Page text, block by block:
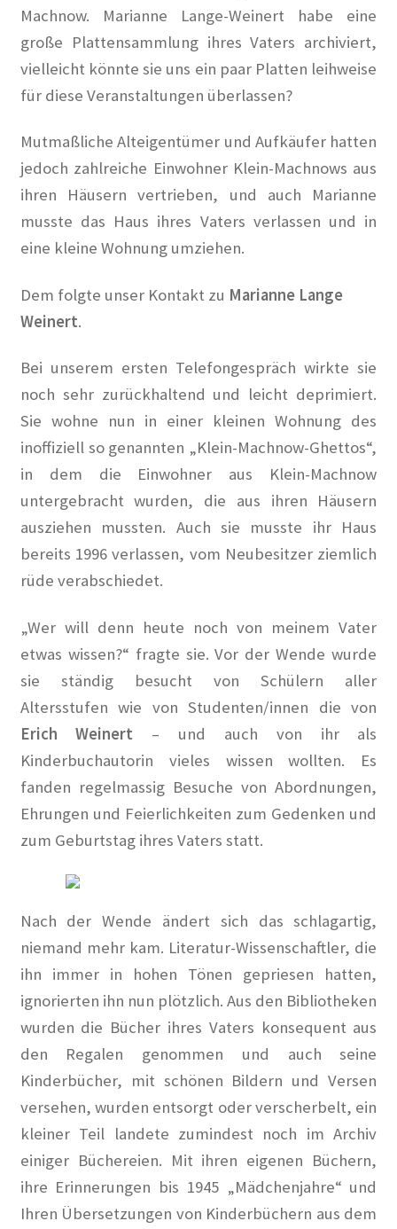
Der Südwestkorso
Erich Mühsam
Erik Ode
Ernst Busch
Ewald Wenck
Gartenterrassenstadt Wilmersdorf
Klaus Schütz
Lil Dagover
Paula Thiede. Von einer, die auszog, eine Gewerkschaft
anzuführen …
Walter Zadek
Wolfgang Leonhard
Arbeitsgruppen
Jubiläum 2018
Mitglied werden
Mitglieder
MV 2025
Raumplan KunstRaum
Satzung des Künstlerkolonie Berlin e.V.
Spenden
Veranstaltungsplan 2024
Vorstand des Künstlerkolonie Berlin e.V.
Protokolle der Vorstandssitzungen
Zielsetzung
Die Künstlerkolonie
Machnow. Marianne Lange-Weinert habe eine
große Plattensammlung ihresVaters archiviert,
vielleicht könnte sie uns ein paar Platten leihweise
für diese Veranstaltungen überlassen?
Mutmaßliche Alteigentümer und Aufkäufer hatten
jedoch zahlreiche Einwohner Klein-Machnows aus
ihren Häusern vertrieben, und auch Marianne
musste das Haus ihres Vaters verlassen und in
eine kleine Wohnung umziehen.
Dem folgte unser Kontakt zu Marianne Lange
Weinert.
Bei unserem ersten Telefongespräch wirktesie
noch sehr zurückhaltend und leicht deprimiert.
Sie wohne nun in einer kleinen Wohnung des
inoffiziell so genannten „Klein-Machnow-Ghettos“,
in dem die Einwohner aus Klein-Machnow
untergebracht wurden, die aus ihren Häusern
ausziehen mussten. Auch sie musste ihr Haus
bereits 1996 verlassen, vom Neubesitzer ziemlich
rüde verabschiedet.
„Wer will denn heute noch von meinemVater
etwas wissen?“ fragte sie. Vor der Wende wurde
sie ständig besucht von Schülern aller
Altersstufen wie von Studenten/innen die von
Erich Weinert – und auch von ihr als
Kinderbuchautorin vieles wissen wollten. Es
fanden regelmassig Besuche von Abordnungen,
Ehrungen und Feierlichkeiten zum Gedenken und
zum Geburtstag ihres Vaters statt.
Nach der Wende ändert sich das schlagartig,
niemand mehr kam. Literatur-Wissenschaftler, die
ihn immer in hohen Tönen gepriesen hatten,
ignorierten ihn nun plötzlich. Aus den Bibliotheken
wurden die Bücher ihres Vaters konsequent aus
den Regalen genommen und auch seine
Kinderbücher, mit schönen Bildern und Versen
versehen, wurden entsorgt oder verscherbelt, ein
kleiner Teil landete zumindest noch im Archiv
einiger Büchereien. Mit ihren eigenen Büchern,
ihre Erinnerungen bis 1945 „Mädchenjahre“ und
Ihren Übersetzungen von Kinderbüchern aus dem